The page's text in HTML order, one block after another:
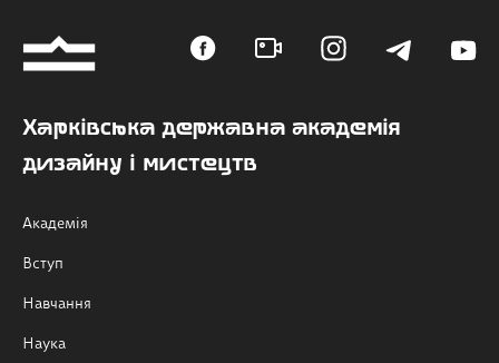
Харківська державна академія
дизайну і мистецтв
Академія
Вступ
Навчання
Наука